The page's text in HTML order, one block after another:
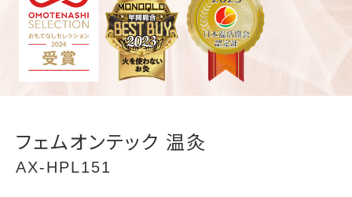
フェムオンテック 温灸
AX-HPL151